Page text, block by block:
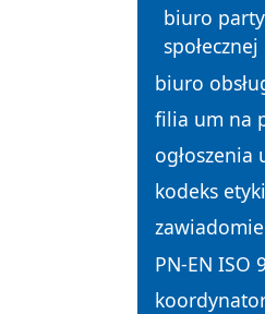
biuro
społecznej
biuro
filia um na
ogłoszenia
kodeks etyki
PN-EN ISO